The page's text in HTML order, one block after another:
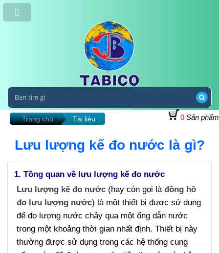
0 Sản phẩm
Trang chủ Tài liệu
Lưu lượng kế đo nước là gì?
1. Tồng quan về lưu lượng kế đo nước
Lưu lượng kế đo nước (hay còn gọi là đồng hồ
đo lưu lượng nước) là một thiết bị được sử dụng
để đo lượng nước chảy qua một ống dẫn nước
trong một khoảng thời gian nhất định. Thiết bị này
thường được sử dụng trong các hệ thống cung